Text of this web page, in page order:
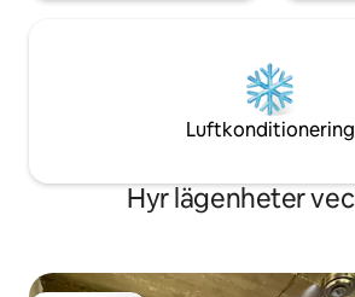
Luftkonditionering
Hyr lägenheter